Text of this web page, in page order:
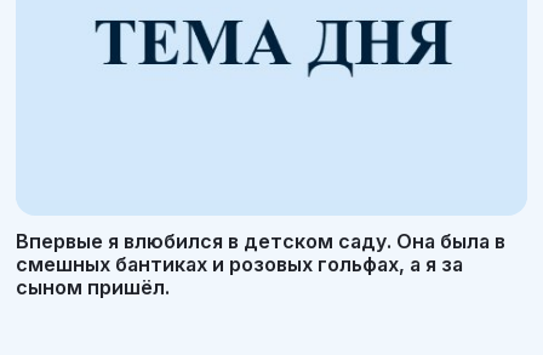
Впервые я влюбился в детском саду. Она была в
смешных бантиках и розовых гольфах, а я за
сыном пришёл.